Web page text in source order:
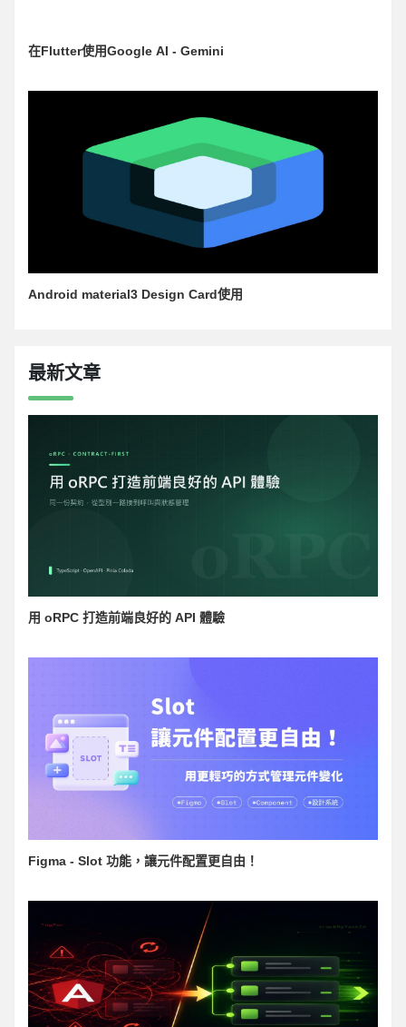
在Flutter使用Google AI - Gemini
Android material3 Design Card使用
最新文章
用 oRPC 打造前端良好的 API 體驗
Figma - Slot 功能，讓元件配置更自由！